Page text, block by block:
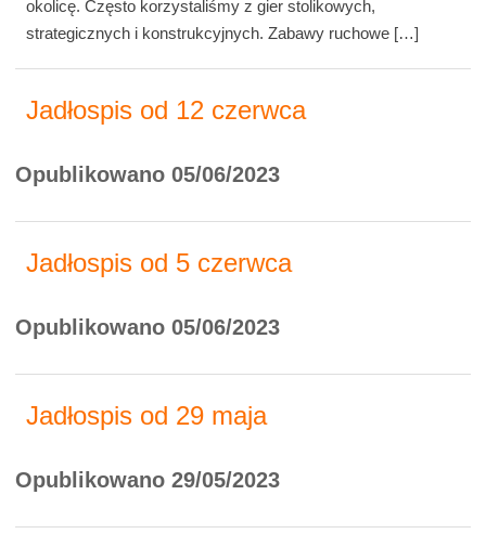
okolicę. Często korzystaliśmy z gier stolikowych,
strategicznych i konstrukcyjnych. Zabawy ruchowe […]
Jadłospis od 12 czerwca
Opublikowano 05/06/2023
Jadłospis od 5 czerwca
Opublikowano 05/06/2023
Jadłospis od 29 maja
Opublikowano 29/05/2023